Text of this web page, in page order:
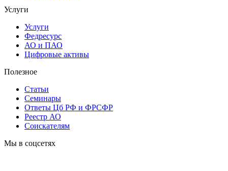
Услуги
Услуги
Федресурс
АО и ПАО
Цифровые активы
Полезное
Статьи
Cеминары
Ответы Цб РФ и ФРСФР
Реестр АО
Соискателям
Мы в соцсетях